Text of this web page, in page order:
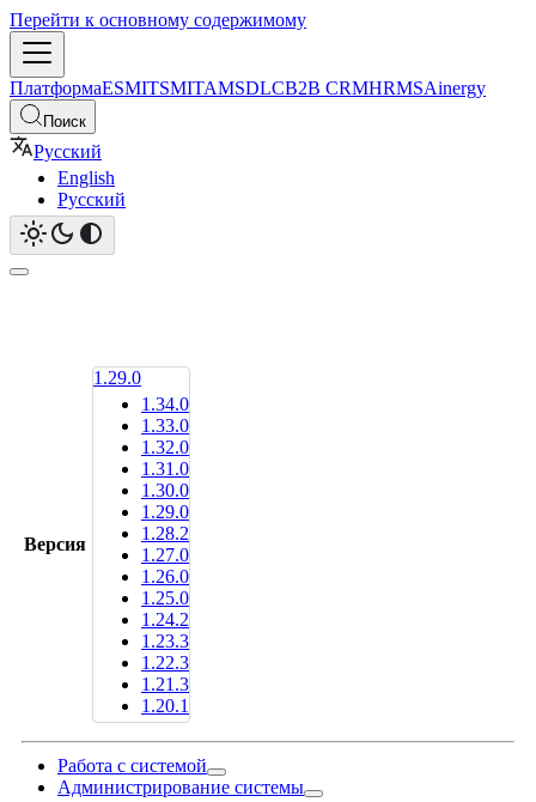
Перейти к основному содержимому
ПлатформаESMITSMITAMSDLCB2B CRMHRMSAinergy
Поиск
Русский
English
Русский
Версия
1.29.0
1.34.0
1.33.0
1.32.0
1.31.0
1.30.0
1.29.0
1.28.2
1.27.0
1.26.0
1.25.0
1.24.2
1.23.3
1.22.3
1.21.3
1.20.1
Работа с системой
Администрирование системы